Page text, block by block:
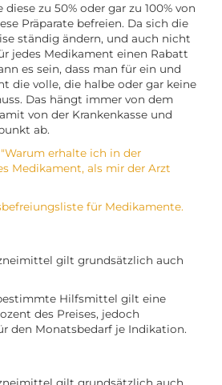
zu 50% oder gar zu 100% von
Präparate befreien. Da sich die
ständig ändern, und auch nicht
jedes Medikament einen Rabatt
es sein, dass man für ein und
die volle, die halbe oder gar keine
Das hängt immer von dem
von der Krankenkasse und
ab.
erhalte ich in der
Medikament, als mir der Arzt
für Medikamente.
gilt grundsätzlich auch
Hilfsmittel gilt eine
des Preises, jedoch
den Monatsbedarf je Indikation.
gilt grundsätzlich auch